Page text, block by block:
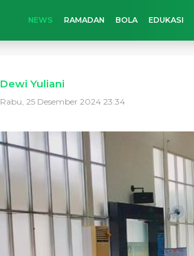
NEWS RAMADAN BOLA EDUKASI
Dewi Yuliani
Rabu, 25 Desember 2024 23:34